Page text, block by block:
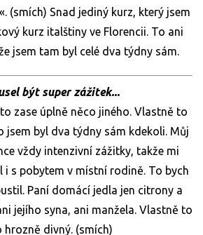
(smích) Snad jediný kurz, který jsem
kurz italštiny ve Florencii. To ani
jsem tam byl celé dva týdny sám.
být super zážitek...
zase úplně něco jiného. Vlastně to
jsem byl dva týdny sám kdekoli. Můj
vždy intenzivní zážitky, takže mi
i s pobytem v místní rodině. To bych
Paní domácí jedla jen citrony a
jejího syna, ani manžela. Vlastně to
hrozně divný. (smích)